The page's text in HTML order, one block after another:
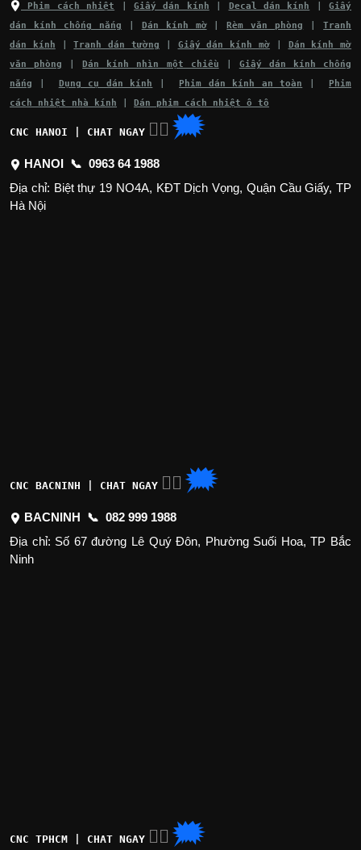
Phim cách nhiệt Giấy dán kính Decal dán kính |Giấy
dán kính chống nắng
Dán kính mờ Rèm văn phòng |Tranh
dán kính
Tranh dán tường Giấy dán kính mờ
Dán kính mờ
văn phòng
Dán kính nhìn một chiều
Giấy dán kính chống
nắng
Dụng cụ dán kính Phim dán kính an toàn
Phim
cách nhiệt nhà kính
Dán phim cách nhiệt ô tô
CNC HANOI | CHAT NGAY 👉🏽 🗯
HANOI 📞 0963 64 1988
Địa chỉ: Biệt thự 19 NO4A, KĐT Dịch Vọng, Quận Cầu Giấy, TP
Hà Nội
CNC BACNINH | CHAT NGAY 👉🏽 🗯
BACNINH 📞 082 999 1988
Địa chỉ: Số 67 đường Lê Quý Đôn, Phường Suối Hoa, TP Bắc
Ninh
CNC TPHCM | CHAT NGAY 👉🏽 🗯